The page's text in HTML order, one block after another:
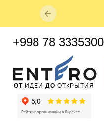
ОТ ИДЕИ ДО ОТКРЫТИЯ
+998 78 3335300